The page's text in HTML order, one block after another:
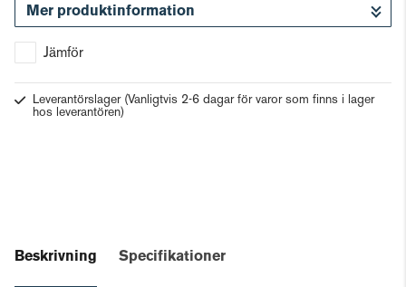
Mer produktinformation
Jämför
Leverantörslager (Vanligtvis 2-6 dagar för varor som finns i lager
hos leverantören)
Beskrivning Specifikationer